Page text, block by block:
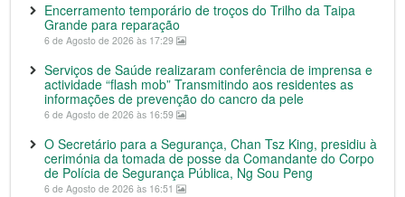
Encerramento temporário de troços do Trilho da Taipa
Grande para reparação
6 de Agosto de 2026 às 17:29
Serviços de Saúde realizaram conferência de imprensa e
actividade “flash mob” Transmitindo aos residentes as
informações de prevenção do cancro da pele
6 de Agosto de 2026 às 16:59
O Secretário para a Segurança, Chan Tsz King, presidiu à
cerimónia da tomada de posse da Comandante do Corpo
de Polícia de Segurança Pública, Ng Sou Peng
6 de Agosto de 2026 às 16:51